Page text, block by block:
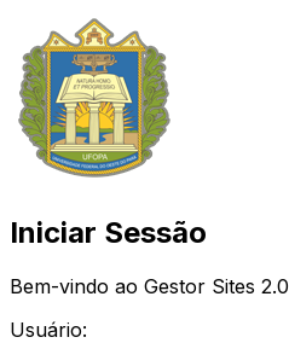
Iniciar Sessão
Bem-vindo ao Gestor Sites 2.0
Usuário: